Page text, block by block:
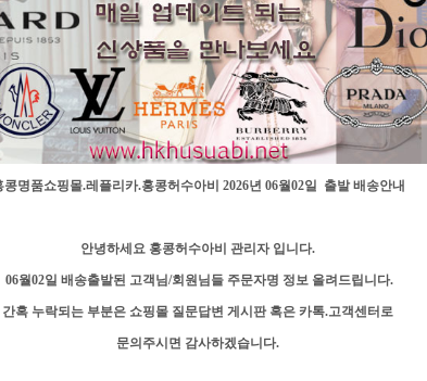
콩명품쇼핑몰.레플리카.홍콩허수아비 2026년 06월02일 출발 배송안내
안녕하세요 홍콩허수아비 관리자 입니다.
06월02일 배송출발된 고객님/회원님들 주문자명 정보 올려드립니다.
간혹 누락되는 부분은 쇼핑몰 질문답변 게시판 혹은 카톡.고객센터로
문의주시면 감사하겠습니다.